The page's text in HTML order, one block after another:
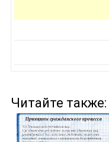
Читайте также: